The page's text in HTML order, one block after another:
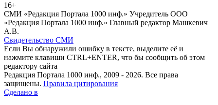
16+
СМИ «Редакция Портала 1000 инф.» Учредитель ООО
«Редакция Портала 1000 инф.» Главный редактор Машкевич
А.В.
Свидетельство СМИ
Если Вы обнаружили ошибку в тексте, выделите её и
нажмите клавиши CTRL+ENTER, что бы сообщить об этом
редактору сайта
Редакция Портала 1000 инф., 2009 - 2026. Все права
защищены. Правила цитирования
Сделано в